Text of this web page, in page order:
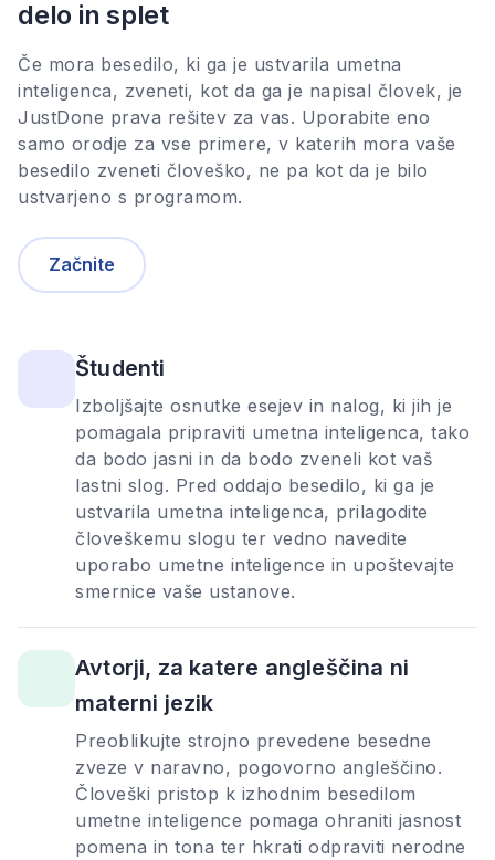
delo in splet
Če mora besedilo, ki ga je ustvarila umetna
inteligenca, zveneti, kot da ga je napisal človek, je
JustDone prava rešitev za vas. Uporabite eno
samo orodje za vse primere, v katerih mora vaše
besedilo zveneti človeško, ne pa kot da je bilo
ustvarjeno s programom.
Začnite
Študenti
Izboljšajte osnutke esejev in nalog, ki jih je
pomagala pripraviti umetna inteligenca, tako
da bodo jasni in da bodo zveneli kot vaš
lastni slog. Pred oddajo besedilo, ki ga je
ustvarila umetna inteligenca, prilagodite
človeškemu slogu ter vedno navedite
uporabo umetne inteligence in upoštevajte
smernice vaše ustanove.
Avtorji, za katere angleščina ni
materni jezik
Preoblikujte strojno prevedene besedne
zveze v naravno, pogovorno angleščino.
Človeški pristop k izhodnim besedilom
umetne inteligence pomaga ohraniti jasnost
pomena in tona ter hkrati odpraviti nerodne